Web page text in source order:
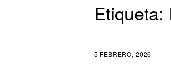
Etiqueta:
5 FEBRERO, 2026